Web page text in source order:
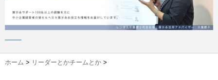
ホーム > リーダーとかチームとか >